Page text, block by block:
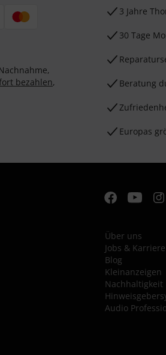
bezahlen,
3 Jahre
30 Tage
Beratung
Europas
Über uns
Jobs & Karriere
Blog
Kleinanzeigen
Nachhaltigkeit
Audio